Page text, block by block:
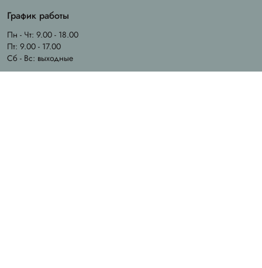
График работы
Пн - Чт: 9.00 - 18.00
Пт: 9.00 - 17.00
Сб - Вс: выходные